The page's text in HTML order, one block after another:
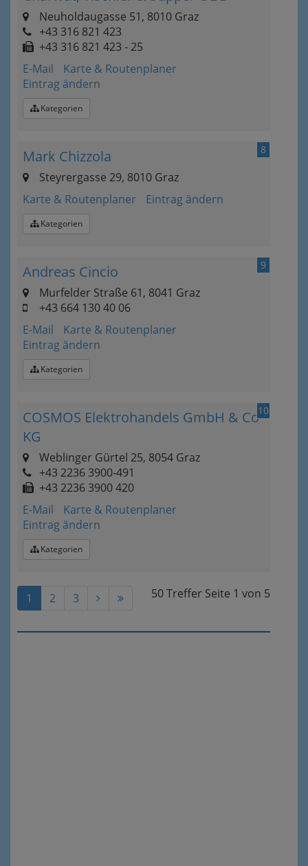
Neuholdaugasse 51, 8010 Graz
+43 316 821 423
+43 316 821 423 - 25
E-Mail
Karte & Routenplaner
Eintrag ändern
Kategorien
8
Mark Chizzola
Steyrergasse 29, 8010 Graz
Karte & Routenplaner
Eintrag ändern
Kategorien
9
Andreas Cincio
Murfelder Straße 61, 8041 Graz
+43 664 130 40 06
E-Mail
Karte & Routenplaner
Eintrag ändern
Kategorien
10
COSMOS Elektrohandels GmbH & Co
KG
Weblinger Gürtel 25, 8054 Graz
+43 2236 3900-491
+43 2236 3900 420
E-Mail
Karte & Routenplaner
Eintrag ändern
Kategorien
50 Treffer Seite 1 von 5
1 2 3